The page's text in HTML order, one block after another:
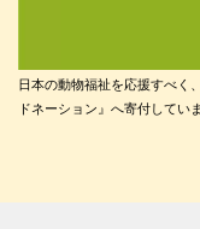
日本の動物福祉を応援すべく
ドネーション』へ寄付していま